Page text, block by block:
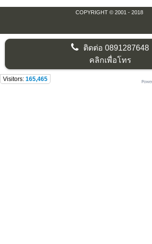
COPYRIGHT © 2001 - 2018
ติดต่อ0891287648
คลิกเพื่อโทร
Visitors: 165,465